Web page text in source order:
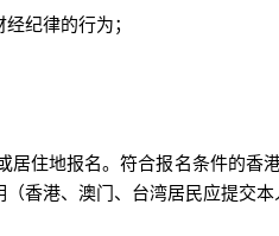
纪律的行为；
住地报名。符合报名条件的香
香港、澳门、台湾居民应提交本